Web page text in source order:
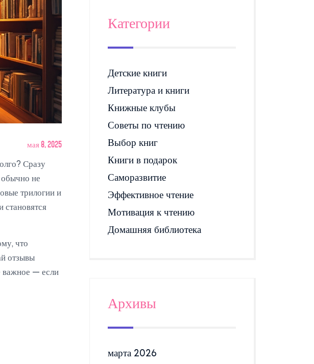
мая 8, 2025
Сразу
не
трилогии и
становятся
что
отзывы
важное — если
Категории
Детские книги
Литература и книги
Книжные клубы
Советы по чтению
Выбор книг
Книги в подарок
Саморазвитие
Эффективное чтение
Мотивация к чтению
Домашняя библиотека
Архивы
марта 2026